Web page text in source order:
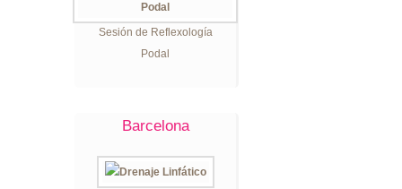
Sesión de Reflexología
Podal
Barcelona